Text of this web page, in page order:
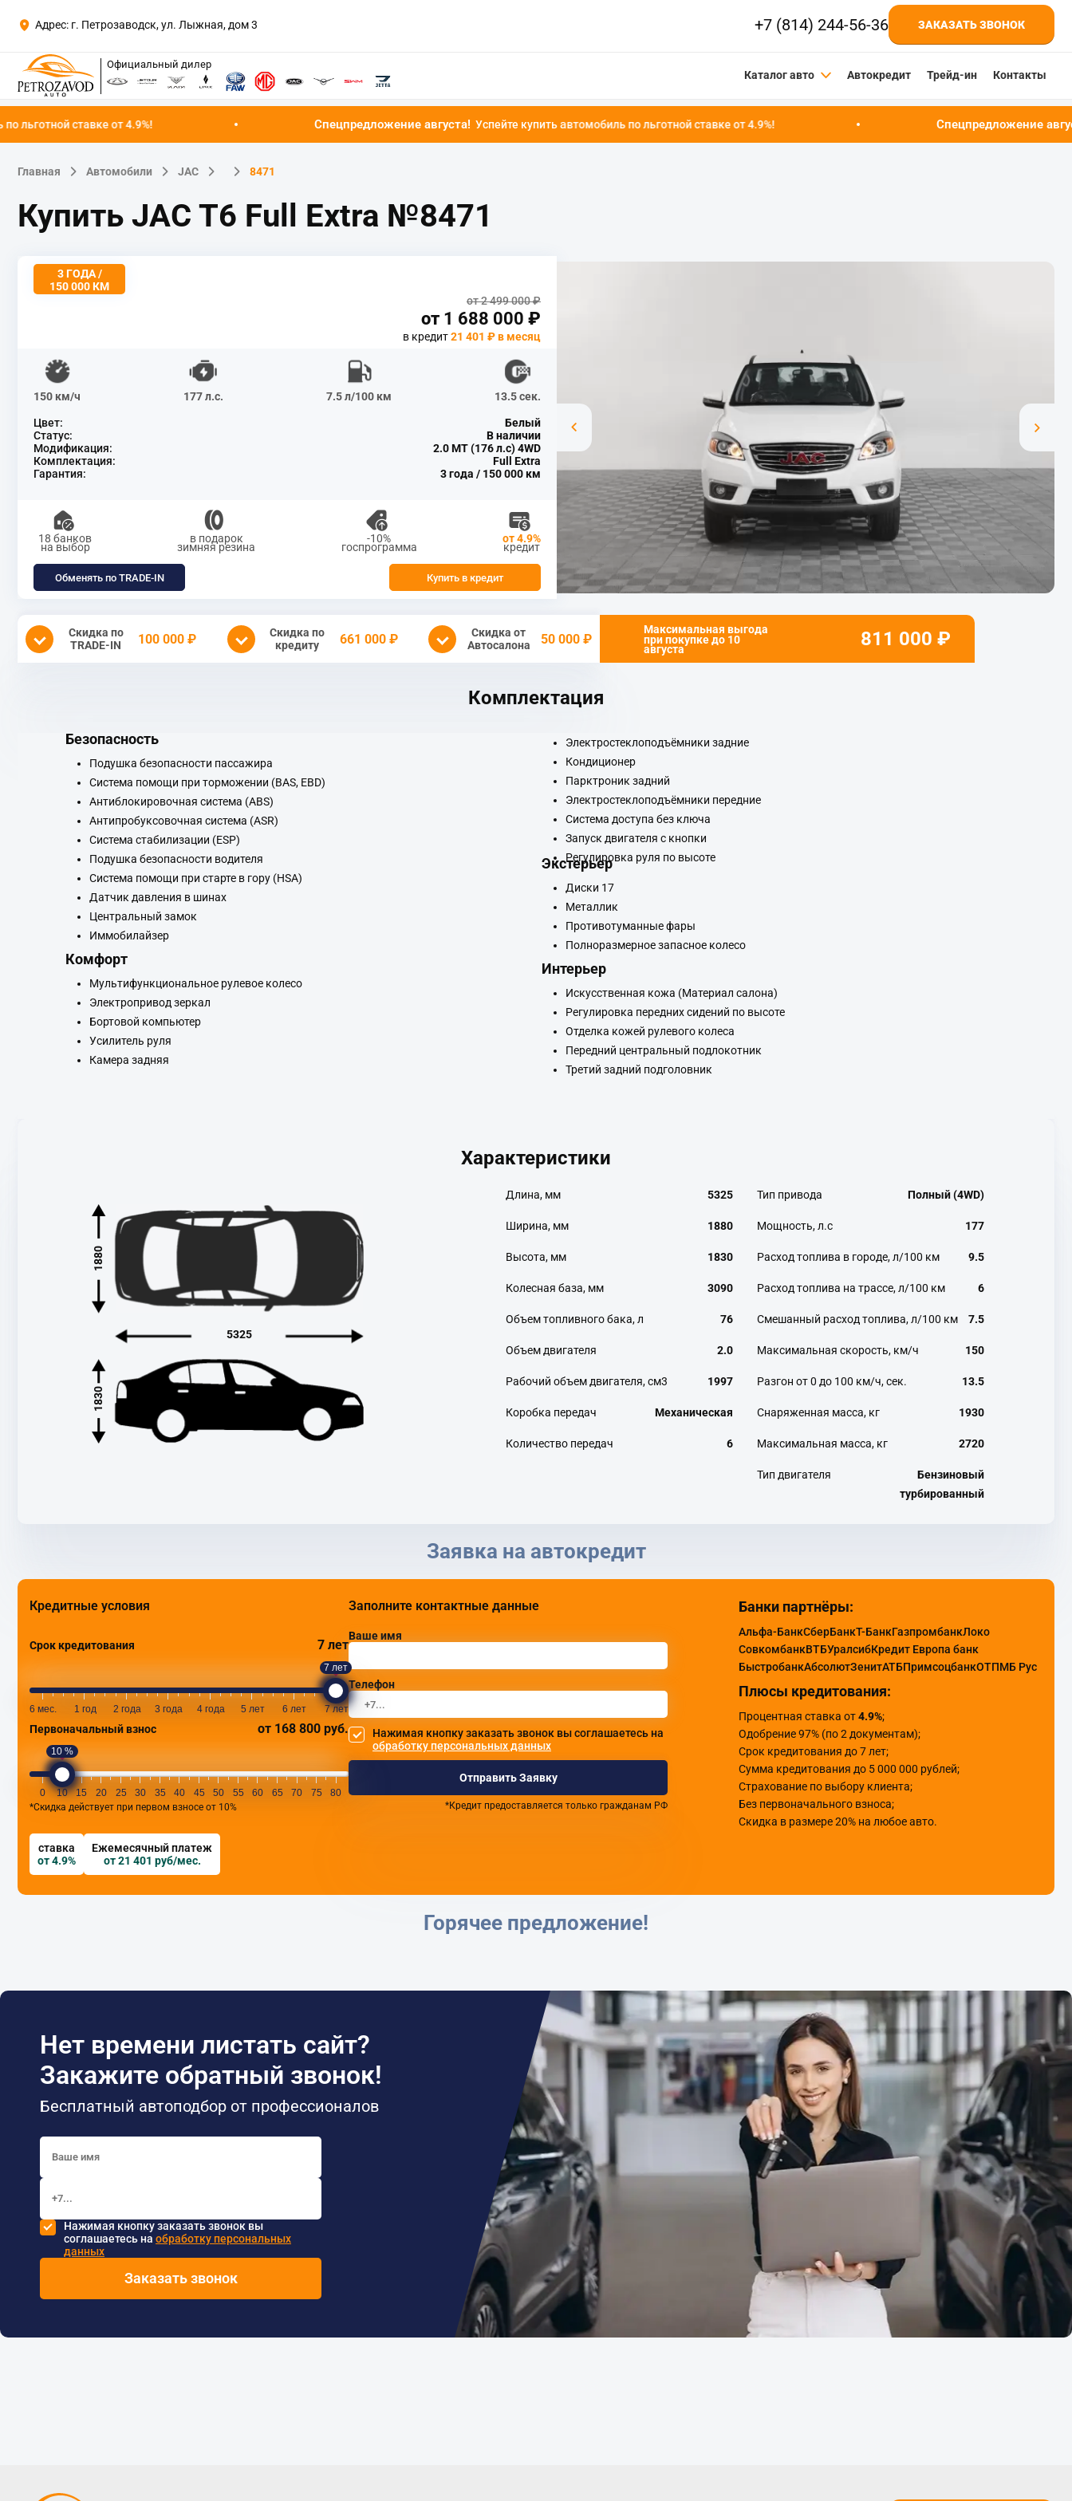
Адрес: г. Петрозаводск, ул. Лыжная, дом 3 +7 (814) 244-56-36 ЗАКАЗАТЬ ЗВОНОК
Официальный дилер
Каталог авто Автокредит Трейд-ин Контакты
от 4.9%! Спецпредложение августа!Успейте купить автомобиль по льготной ставке от 4.9%! Спецпредложение августа!
Главная Автомобили JAC 8471
Купить JAC T6 Full Extra №8471
3 ГОДА /
150 000 КМ
от 2 499 000 ₽
от 1 688 000 ₽
в кредит21 401 ₽ в месяц
150 км/ч 177 л.с. 7.5 л/100 км 13.5 сек.
Цвет:
Белый
Статус:
В наличии
Модификация:
2.0 MT (176 л.с) 4WD
Комплектация:
Full Extra
Гарантия:
3 года / 150 000 км
18 банков
на выбор
в подарок
зимняя резина
-10%
госпрограмма
от 4.9%
кредит
Обменять по TRADE-IN Купить в кредит
Скидка по
TRADE-IN
100 000 ₽
Скидка по
кредиту
661 000 ₽
Скидка от
Автосалона
50 000 ₽
Максимальная выгода
при покупке до 10
августа 811 000 ₽
Комплектация
Безопасность
Подушка безопасности пассажира
Система помощи при торможении (BAS, EBD)
Антиблокировочная система (ABS)
Антипробуксовочная система (ASR)
Система стабилизации (ESP)
Подушка безопасности водителя
Система помощи при старте в гору (HSA)
Датчик давления в шинах
Центральный замок
Иммобилайзер
Комфорт
Мультифункциональное рулевое колесо
Электропривод зеркал
Бортовой компьютер
Усилитель руля
Камера задняя
Электростеклоподъёмники задние
Кондиционер
Парктроник задний
Электростеклоподъёмники передние
Система доступа без ключа
Запуск двигателя с кнопки
Регулировка руля по высоте
Экстерьер
Диски 17
Металлик
Противотуманные фары
Полноразмерное запасное колесо
Интерьер
Искусственная кожа (Материал салона)
Регулировка передних сидений по высоте
Отделка кожей рулевого колеса
Передний центральный подлокотник
Третий задний подголовник
Характеристики
5325
1880
1830
Длина, мм
Ширина, мм
Высота, мм
Колесная база, мм
Объем топливного бака, л
Объем двигателя
Рабочий объем двигателя, см3
Коробка передач
Количество передач
5325
1880
1830
3090
76
2.0
1997
Механическая
6
Тип привода
Мощность, л.с
Расход топлива в городе, л/100 км
Расход топлива на трассе, л/100 км
Смешанный расход топлива, л/100 км
Максимальная скорость, км/ч
Разгон от 0 до 100 км/ч, сек.
Снаряженная масса, кг
Максимальная масса, кг
Тип двигателя
Полный (4WD)
177
9.5
6
7.5
150
13.5
1930
2720
Бензиновый
турбированный
Заявка на автокредит
Кредитные условия
Срок кредитования 7 лет
7 лет
6 мес. 1 год 2 года 3 года 4 года 5 лет 6 лет 7 лет
Первоначальный взнос от 168 800 руб.
10 %
0 10 15 20 25 30 35 40 45 50 55 60 65 70 75
80
*Скидка действует при первом взносе от 10%
ставка
от 4.9%
Ежемесячный платеж
от 21 401 руб/мес.
Заполните контактные данные
Ваше имя
Телефон
Нажимая кнопку заказать звонок вы соглашаетесь на
обработку персональных данных
Отправить Заявку
*Кредит предоставляется только гражданам РФ
Банки партнёры:
Альфа-БанкСберБанкТ-БанкГазпромбанкЛоко
СовкомбанкВТБУралсибКредит Европа банк
БыстробанкАбсолютЗенитАТБПримсоцбанкОТПМБ Рус
Плюсы кредитования:
Процентная ставка от4.9%;
Одобрение 97% (по 2 документам);
Срок кредитования до 7 лет;
Сумма кредитования до 5 000 000 рублей;
Страхование по выбору клиента;
Без первоначального взноса;
Скидка в размере 20% на любое авто.
Горячее предложение!
Нет времени листать сайт?
Закажите обратный звонок!
Бесплатный автоподбор от профессионалов
Нажимая кнопку заказать звонок вы
соглашаетесь на обработку персональных
данных
Заказать звонок